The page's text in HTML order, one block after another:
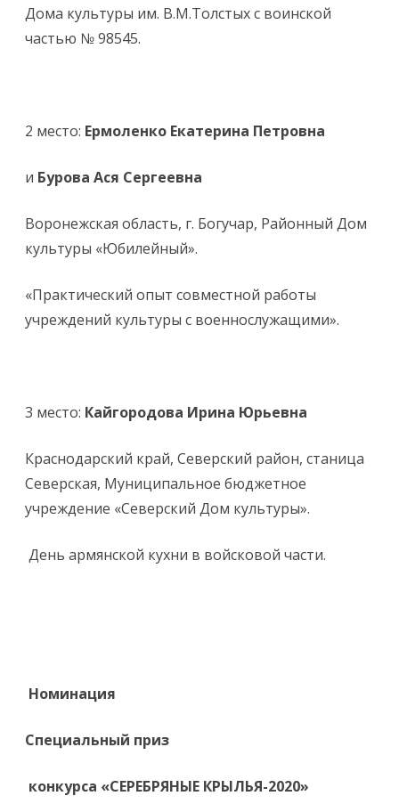
Дома культуры им. В.М.Толстых с воинской
частью № 98545.
2 место: Ермоленко Екатерина Петровна
и Бурова Ася Сергеевна
Воронежская область, г. Богучар, Районный Дом
культуры «Юбилейный».
«Практический опыт совместной работы
учреждений культуры с военнослужащими».
3 место: Кайгородова Ирина Юрьевна
Краснодарский край, Северский район, станица
Северская, Муниципальное бюджетное
учреждение «Северский Дом культуры».
День армянской кухни в войсковой части.
Номинация
Специальный приз
конкурса «СЕРЕБРЯНЫЕ КРЫЛЬЯ-2020»